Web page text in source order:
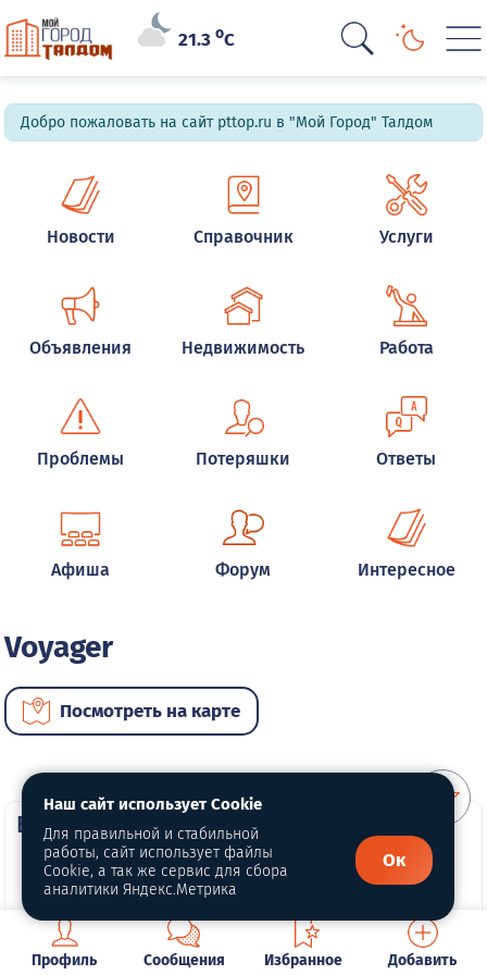
21.3oC
Добро пожаловать на сайт pttop.ru в "Мой Город" Талдом
Новости Справочник Услуги
Объявления Недвижимость Работа
Проблемы Потеряшки Ответы
Афиша Форум Интересное
Voyager
Посмотреть на карте
ВИП автомобили
Профиль Сообщения Избранное Добавить
Наш сайт использует Cookie
Для правильной и стабильной
работы, сайт использует файлы
Cookie, а так же сервис для сбора
аналитики Яндекс.Метрика
Ок